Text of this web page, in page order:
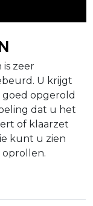
zeer
U krijgt
goed opgerold
dat u het
of klaarzet
kunt u zien